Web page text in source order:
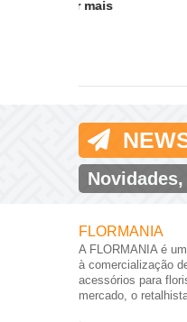
FLORMANIA
A FLORMANIA é
à comercialização
acessórios para
mercado, o